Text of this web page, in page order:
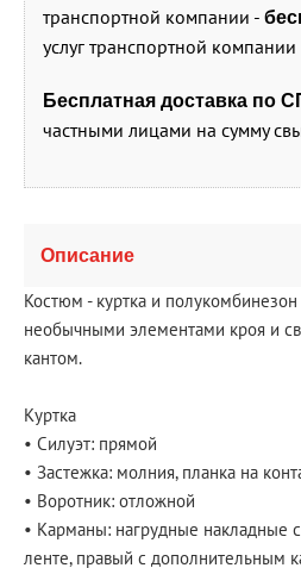
транспортной компании -
услуг транспортной компании
Бесплатная доставка по
частными лицами на сумму
Описание
Костюм - куртка и
необычными элементами кроя и
кантом.
Куртка
• Силуэт: прямой
• Застежка: молния, планка на
• Воротник: отложной
• Карманы: нагрудные накладные
ленте, правый с дополнительным